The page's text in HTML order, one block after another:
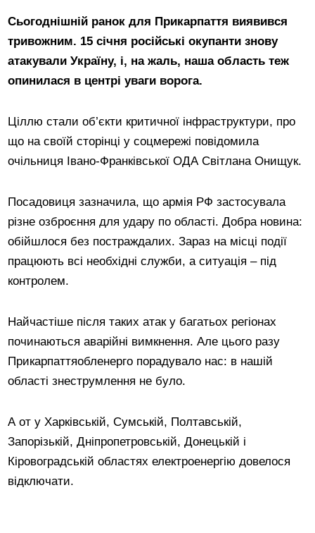
Сьогоднішній ранок для Прикарпаття виявився
тривожним. 15 січня російські окупанти знову
атакували Україну, і, на жаль, наша область теж
опинилася в центрі уваги ворога.
Ціллю стали об’єкти критичної інфраструктури, про
що на своїй сторінці у соцмережі повідомила
очільниця Івано-Франківської ОДА Світлана Онищук.
Посадовиця зазначила, що армія РФ застосувала
різне озброєння для удару по області. Добра новина:
обійшлося без постраждалих. Зараз на місці події
працюють всі необхідні служби, а ситуація – під
контролем.
Найчастіше після таких атак у багатьох регіонах
починаються аварійні вимкнення. Але цього разу
Прикарпаттяобленерго порадувало нас: в нашій
області знеструмлення не було.
А от у Харківській, Сумській, Полтавській,
Запорізькій, Дніпропетровській, Донецькій і
Кіровоградській областях електроенергію довелося
відключати.